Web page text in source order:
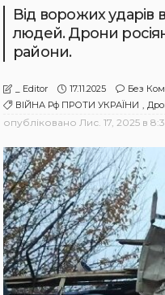
Від ворожих
людей. Дрони
райони.
_ Editor 17.11.2025 Без
ВІЙНА Рф ПРОТИ УКРАЇНИ
опубліковано Лис. 17, 2025 в